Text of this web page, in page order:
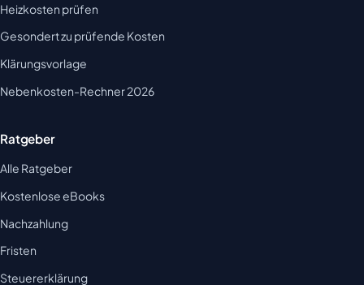
Heizkosten prüfen
Gesondert zu prüfende Kosten
Klärungsvorlage
Nebenkosten-Rechner 2026
Ratgeber
Alle Ratgeber
Kostenlose eBooks
Nachzahlung
Fristen
Steuererklärung